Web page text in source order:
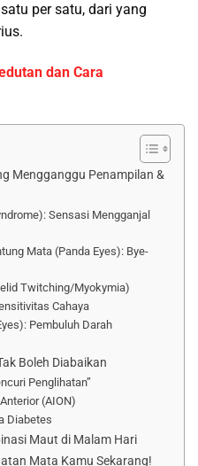
per satu, dari yang
dan Cara
Mengganggu Penampilan &
Sensasi Mengganjal
Mata (Panda Eyes): Bye-
Twitching/Myokymia)
Cahaya
Pembuluh Darah
Boleh Diabaikan
Penglihatan”
(AION)
Diabetes
Maut di Malam Hari
Mata Kamu Sekarang!